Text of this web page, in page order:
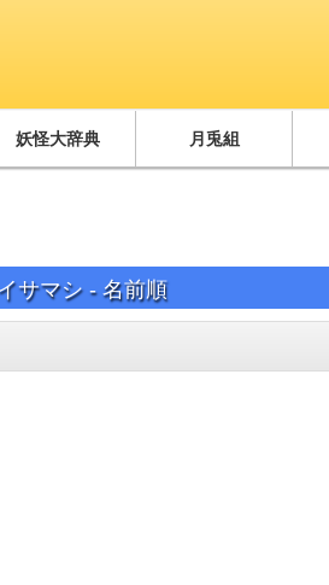
妖怪大辞典 月兎組
サマシ - 名前順